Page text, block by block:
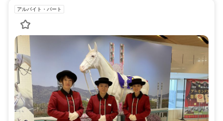
アルバイト・パート